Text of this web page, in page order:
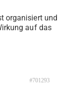
organisiert und
auf das
#701293